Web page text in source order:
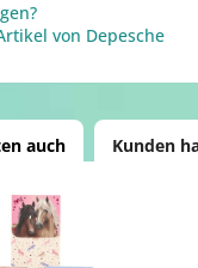
von Depesche
auch Kunden